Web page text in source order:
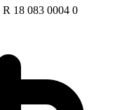
R 18 083 0004 0